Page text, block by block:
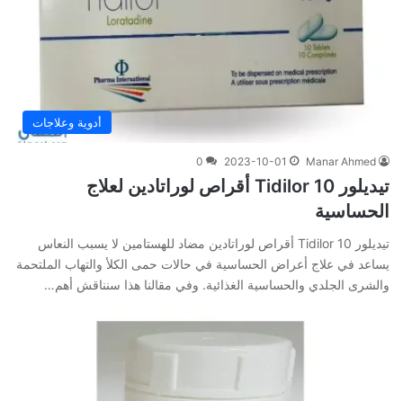
أدوية وعلاجات
Manar Ahmed
2023-10-01
0
تيديلور 10 Tidilor أقراص لوراتادين لعلاج
الحساسية
تيديلور 10 Tidilor أقراص لوراتادين مضاد للهستامين لا يسبب النعاس
يساعد في علاج أعراض الحساسية في حالات حمى الكلأ والتهاب الملتحمة
والشرى الجلدي والحساسية الغذائية. وفي‌ ‌مقالنا‌ ‌هذا‌ ‌سنناقش‌ ‌أهم‌…